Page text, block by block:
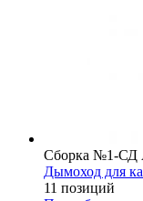
Сборка №1-СД
Дымоход для
11 позиций